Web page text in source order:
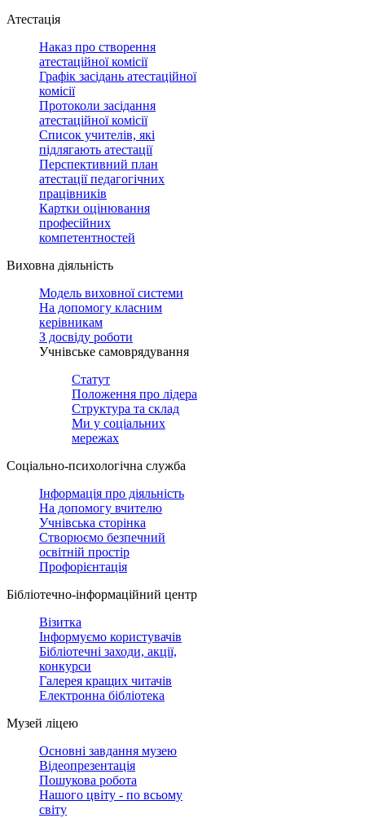
Атестація
Наказ про створення
атестаційної комісії
Графік засідань атестаційної
комісії
Протоколи засідання
атестаційної комісії
Список учителів, які
підлягають атестації
Перспективний план
атестації педагогічних
працівників
Картки оцінювання
професійних
компетентностей
Виховна діяльність
Модель виховної системи
На допомогу класним
керівникам
З досвіду роботи
Учнівське самоврядування
Статут
Положення про лідера
Структура та склад
Ми у соціальних
мережах
Соціально-психологічна служба
Інформація про діяльність
На допомогу вчителю
Учнівська сторінка
Створюємо безпечний
освітній простір
Профорієнтація
Бібліотечно-інформаційний центр
Візитка
Інформуємо користувачів
Бібліотечні заходи, акції,
конкурси
Галерея кращих читачів
Електронна бібліотека
Музей ліцею
Основні завдання музею
Відеопрезентація
Пошукова робота
Нашого цвіту - по всьому
світу